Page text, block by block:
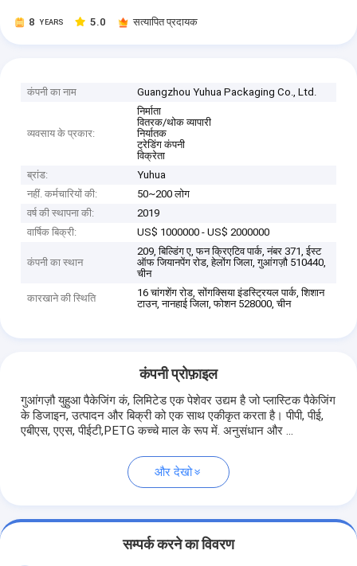
8 YEARS 5.0 सत्यापित प्रदायक
कंपनी का नाम Guangzhou Yuhua Packaging Co., Ltd.
व्यवसाय के प्रकार:
निर्माता
वितरक/थोक व्यापारी
निर्यातक
ट्रेडिंग कंपनी
विक्रेता
ब्रांड:
Yuhua
नहीं. कर्मचारियों की:
50~200 लोग
वर्ष की स्थापना की:
2019
वार्षिक बिक्री:
US$ 1000000 - US$ 2000000
कंपनी का स्थान
209, बिल्डिंग ए, फन क्रिएटिव पार्क, नंबर 371, ईस्ट
ऑफ जियानपेंग रोड, हेलोंग जिला, गुआंगज़ौ 510440,
चीन
कारखाने की स्थिति
16 चांगशेंग रोड, सोंगक्सिया इंडस्ट्रियल पार्क, शिशान
टाउन, नानहाई जिला, फोशन 528000, चीन
कंपनी प्रोफ़ाइल
गुआंगज़ौ युहुआ पैकेजिंग कं, लिमिटेड एक पेशेवर उद्यम है जो प्लास्टिक पैकेजिंग
के डिजाइन, उत्पादन और बिक्री को एक साथ एकीकृत करता है। पीपी, पीई,
एबीएस, एएस, पीईटी,PETG कच्चे माल के रूप में. अनुसंधान और ...
और देखो
सम्पर्क करने का विवरण